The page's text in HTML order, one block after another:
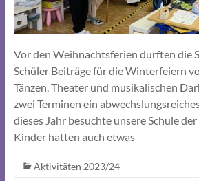
Vor den Weihnachtsferien durften die
Schüler Beiträge für die Winterfeiern
Tänzen, Theater und musikalischen
zwei Terminen ein
dieses Jahr besuchte unsere Schule
Kinder hatten auch etwas
Aktivitäten 2023/24